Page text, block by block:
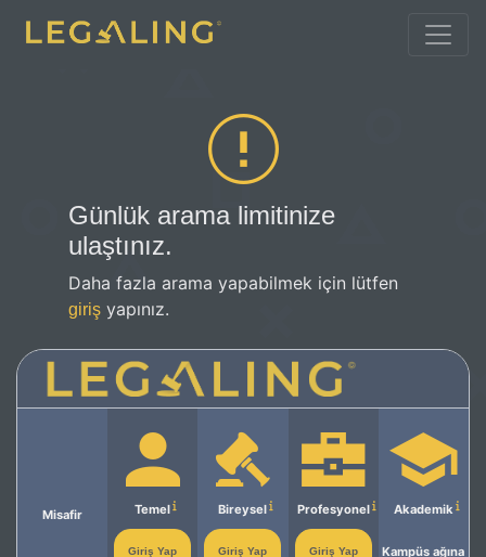
Günlük arama limitinize
ulaştınız.
Daha fazla arama yapabilmek için lütfen
giriş yapınız.
Misafir Temel
Giriş Yap
Bireysel
Giriş Yap
Profesyonel
Giriş Yap
Akademik
Kampüs ağına